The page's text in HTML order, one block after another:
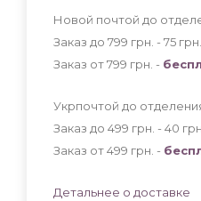
Новой почтой до
Заказ до 799 грн. - 75 грн
Заказ от 799 грн. -
Укрпочтой до
Заказ до 499 грн. - 40 грн
Заказ от 499 грн. -
Детальнее о доставке